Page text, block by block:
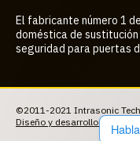
El fabricante número 1
doméstica de sustitución
seguridad para puertas
©2011-2021 Intrasonic
Diseño y desarrollo del sitio